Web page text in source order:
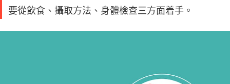
要從飲食、攝取方法、身體檢查三方面着手。